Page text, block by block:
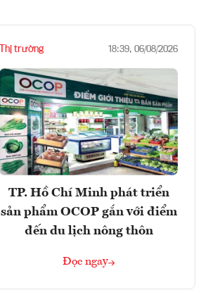
Thị trường 18:39, 06/08/2026
TP. Hồ Chí Minh phát triển
sản phẩm OCOP gắn với điểm
đến du lịch nông thôn
Đọc ngay